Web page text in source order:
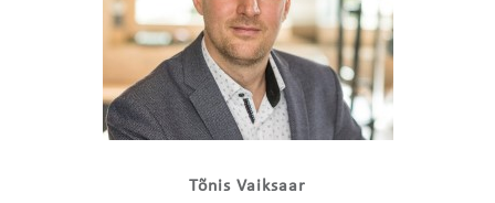
Tõnis Vaiksaar